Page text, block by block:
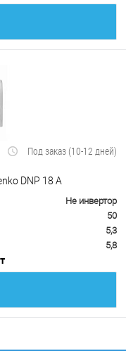
Под заказ (10-12 дней)
DNP 18 А
Не инвертор
50
5,3
5,8